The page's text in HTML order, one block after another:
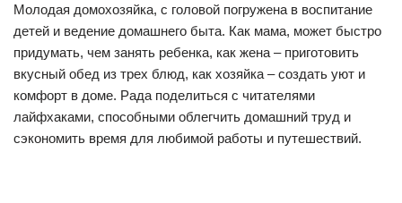
Молодая домохозяйка, с головой погружена в воспитание
детей и ведение домашнего быта. Как мама, может быстро
придумать, чем занять ребенка, как жена – приготовить
вкусный обед из трех блюд, как хозяйка – создать уют и
комфорт в доме. Рада поделиться с читателями
лайфхаками, способными облегчить домашний труд и
сэкономить время для любимой работы и путешествий.